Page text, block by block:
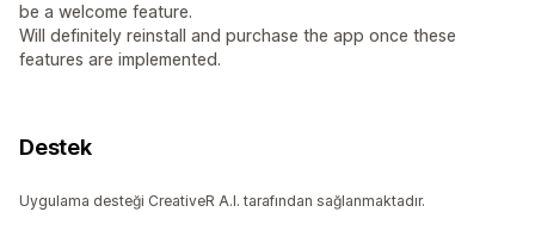
be a welcome feature.
Will definitely reinstall and purchase the app once these
features are implemented.
Destek
Uygulama desteği CreativeR A.I. tarafından sağlanmaktadır.